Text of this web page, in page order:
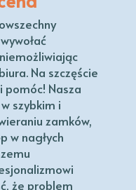
Na szczęście
Nasza
szybkim i
zamków,
w nagłych
że problem